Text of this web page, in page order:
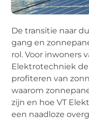
De transitie naar
gang en
rol. Voor inwoners
Elektrotechniek
profiteren van
waarom
zijn en hoe VT
een naadloze